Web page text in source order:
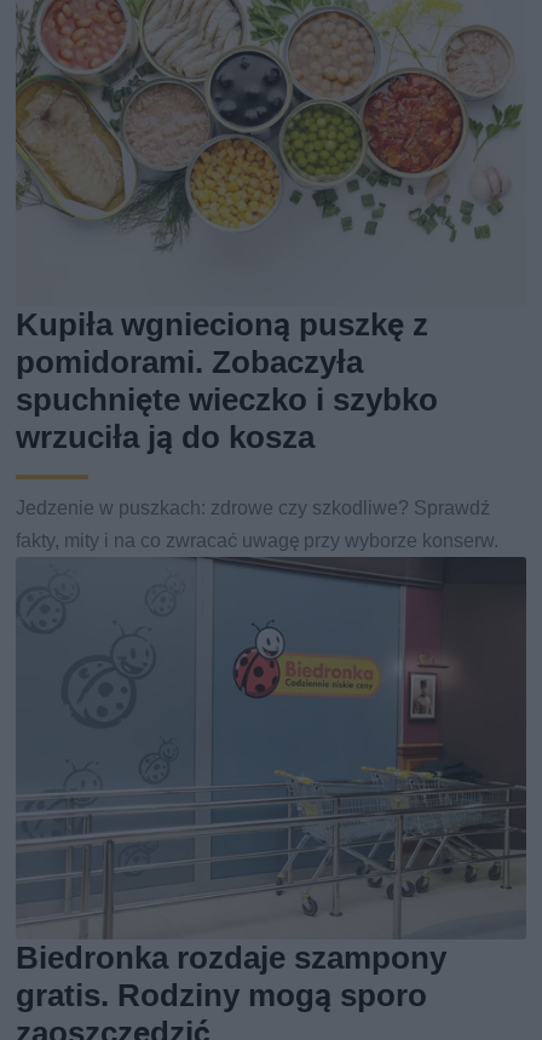
Kupiła wgniecioną puszkę z
pomidorami. Zobaczyła
spuchnięte wieczko i szybko
wrzuciła ją do kosza
Jedzenie w puszkach: zdrowe czy szkodliwe? Sprawdź
fakty, mity i na co zwracać uwagę przy wyborze konserw.
Biedronka rozdaje szampony
gratis. Rodziny mogą sporo
zaoszczędzić